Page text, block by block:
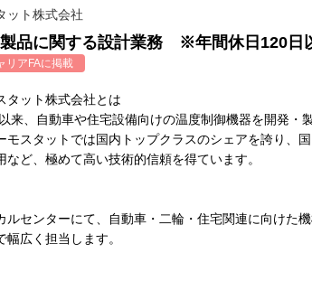
ット株式会社
品に関する設計業務 ※年間休日120日
リアFAに掲載
ット株式会社とは
来、自動車や住宅設備向けの温度制御機器を開発・
モスタットでは国内トップクラスのシェアを誇り、
など、極めて高い技術的信頼を得ています。
ルセンターにて、自動車・二輪・住宅関連に向けた
広く担当します。